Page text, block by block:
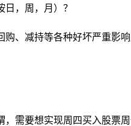
，周，月）？
、减持等各种好坏严重影响
需要想实现周四买入股票